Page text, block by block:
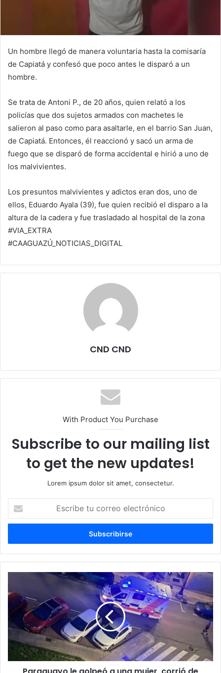
Un hombre llegó de manera voluntaria hasta la comisaría
de Capiatá y confesó que poco antes le disparó a un
hombre.
Se trata de Antoni P., de 20 años, quien relató a los
policías que dos sujetos armados con machetes le
salieron al paso como para asaltarle, en el barrio San Juan,
de Capiatá. Entonces, él reaccionó y sacó un arma de
fuego que se disparó de forma accidental e hirió a uno de
los malvivientes.
Los presuntos malvivientes y adictos eran dos, uno de
ellos, Eduardo Ayala (39), fue quien recibió el disparo a la
altura de la cadera y fue trasladado al hospital de la zona
#VIA_EXTRA
#CAAGUAZÚ_NOTICIAS_DIGITAL
CND CND
With Product You Purchase
Subscribe to our mailing list
to get the new updates!
Lorem ipsum dolor sit amet, consectetur.
correo